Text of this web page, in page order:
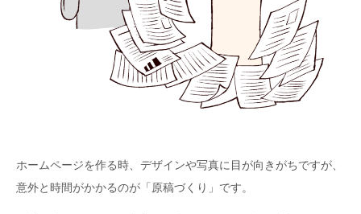
ホームページを作る時、デザインや写真に目が向きがちですが、
意外と時間がかかるのが「原稿づくり」です。